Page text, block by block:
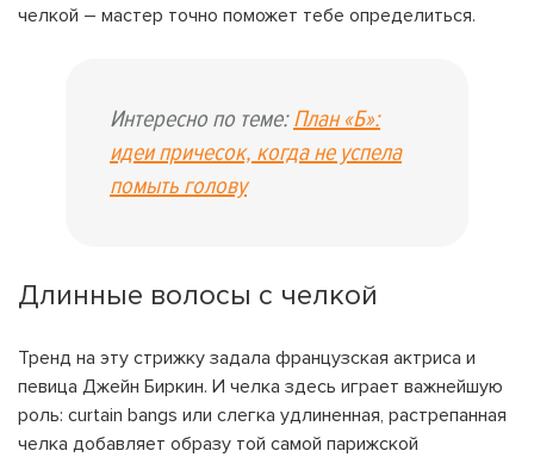
челкой – мастер точно поможет тебе определиться.
Интересно по теме:План «Б»:
идеи причесок, когда не успела
помыть голову
Длинные волосы с челкой
Тренд на эту стрижку задала французская актриса и
певица Джейн Биркин. И челка здесь играет важнейшую
роль: curtain bangs или слегка удлиненная, растрепанная
челка добавляет образу той самой парижской